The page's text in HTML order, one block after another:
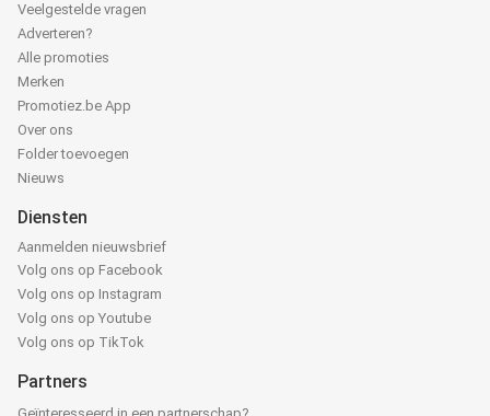
Veelgestelde vragen
Adverteren?
Alle promoties
Merken
Promotiez.be App
Over ons
Folder toevoegen
Nieuws
Diensten
Aanmelden nieuwsbrief
Volg ons op Facebook
Volg ons op Instagram
Volg ons op Youtube
Volg ons op TikTok
Partners